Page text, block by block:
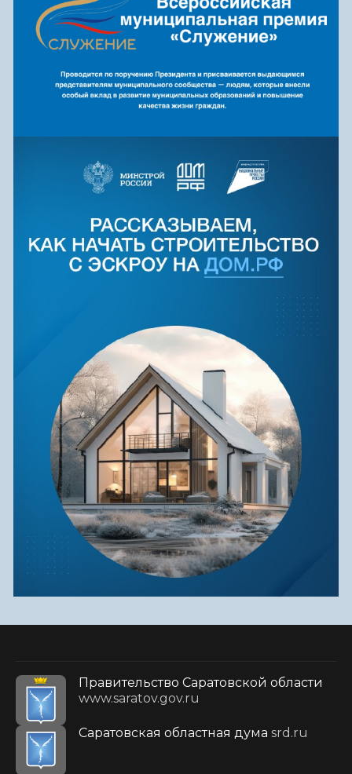
Правительство Саратовской области
www.saratov.gov.ru
Саратовская областная дума srd.ru